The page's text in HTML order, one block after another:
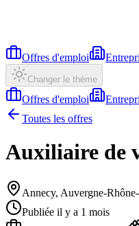
Offres d'emploi
Changer le thème
Offres d'emploi
Toutes les offres
Auxiliaire de
Annecy, Auvergne-
Publiée il y a 1 mois